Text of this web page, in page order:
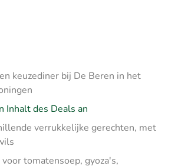
keuzediner bij De Beren in het
Inhalt des Deals an
verrukkelijke gerechten, met
tomatensoep, gyoza's,